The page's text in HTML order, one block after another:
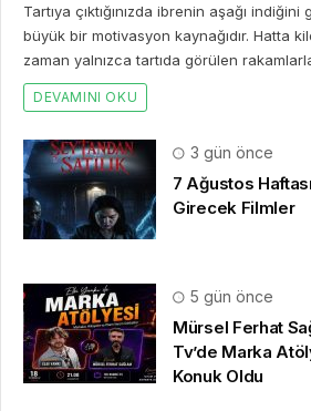
Tartıya çıktığınızda ibrenin aşağı
büyük bir motivasyon kaynağıdır. Hatta
zaman yalnızca tartıda görülen
DEVAMINI OKU
3 gün önce
7 Ağustos
Girecek Filmler
5 gün önce
Mürsel Ferhat
Tv’de Marka
Konuk Oldu